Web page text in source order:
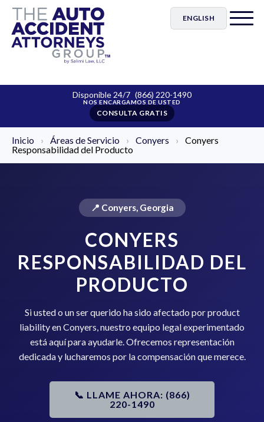
ENGLISH
Disponible 24/7 (866) 220-1490
CONSULTA GRATIS
Inicio › Áreas de Servicio › Conyers ›
Conyers
Responsabilidad del Producto
📍 Conyers, Georgia
CONYERS
RESPONSABILIDAD DEL
PRODUCTO
Si usted o un ser querido ha sido afectado por product
liability en Conyers, nuestro equipo legal experimentado
está aquí para ayudarle. Ofrecemos representación
dedicada y lucharemos por la compensación que merece.
📞 LLAME AHORA: (866)
220-1490